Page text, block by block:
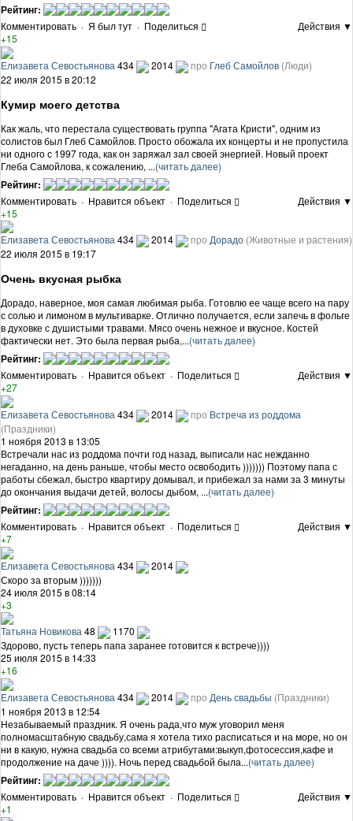
Рейтинг:
Комментировать · Я был тут · Поделиться
Действия ▼
+15
Елизавета Севостьянова 434 2014 про Глеб Самойлов (Люди)
22 июля 2015 в 20:12
Кумир моего детства
Как жаль, что перестала существовать группа "Агата Кристи", одним из
солистов был Глеб Самойлов. Просто обожала их концерты и не пропустила
ни одного с 1997 года, как он заряжал зал своей энергией. Новый проект
Глеба Самойлова, к сожалению, ...(читать далее)
Рейтинг:
Комментировать · Нравится объект · Поделиться
Действия ▼
+15
Елизавета Севостьянова434 2014 про Дорадо (Животные и растения)
22 июля 2015 в 19:17
Очень вкусная рыбка
Дорадо, наверное, моя самая любимая рыба. Готовлю ее чаще всего на пару
с солью и лимоном в мультиварке. Отлично получается, если запечь в фольге
в духовке с душистыми травами. Мясо очень нежное и вкусное. Костей
фактически нет. Это была первая рыба,...(читать далее)
Рейтинг:
Комментировать · Нравится объект · Поделиться
Действия ▼
+27
Елизавета Севостьянова 434 2014 про Встреча из роддома
(Праздники)
1 ноября 2013 в 13:05
Встречали нас из роддома почти год назад, выписали нас нежданно
негаданно, на день раньше, чтобы место освободить ))))))) Поэтому папа с
работы сбежал, быстро квартиру домывал, и прибежал за нами за 3 минуты
до окончания выдачи детей, волосы дыбом, ...(читать далее)
Рейтинг:
Комментировать · Нравится объект · Поделиться
Действия ▼
+7
Елизавета Севостьянова 434
2014
Скоро за вторым )))))))
24 июля 2015 в 08:14
+3
Татьяна Новикова48
1170
Здорово, пусть теперь папа заранее готовится к встрече))))
25 июля 2015 в 14:33
+16
Елизавета Севостьянова 434 2014 про День свадьбы (Праздники)
1 ноября 2013 в 12:54
Незабываемый праздник. Я очень рада,что муж уговорил меня
полномасштабную свадьбу,сама я хотела тихо расписаться и на море, но он
ни в какую, нужна свадьба со всеми атрибутами:выкуп,фотосессия,кафе и
продолжение на даче )))). Ночь перед свадьбой была...(читать далее)
Рейтинг:
Комментировать · Нравится объект · Поделиться
Действия ▼
+1